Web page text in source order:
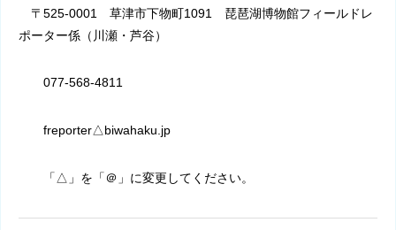
〒 525-0001 草津市下物町1091
琵琶湖博物館フィールドレ
ポーター係（川瀬・芦谷）
077-568-4811
freporter△biwahaku.jp
「△」を「＠」に変更してください。